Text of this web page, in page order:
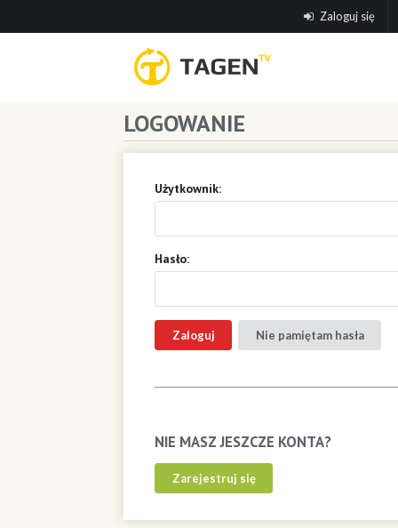
Zaloguj się
LOGOWANIE
Użytkownik:
Hasło:
Nie pamiętam hasła
NIE MASZ JESZCZE KONTA?
Zarejestruj się